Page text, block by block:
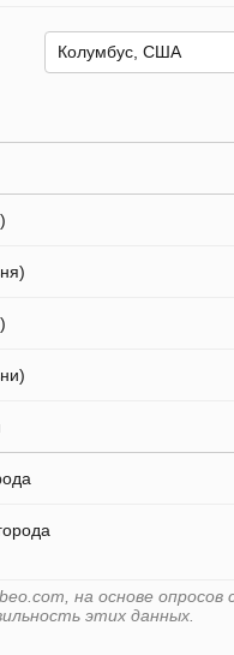
на основе
этих данных.